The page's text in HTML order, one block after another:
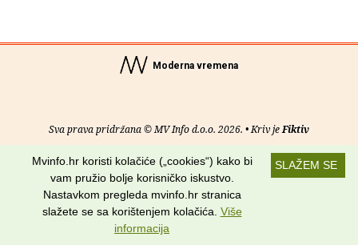
Moderna vremena
Sva prava pridržana © MV Info d.o.o. 2026. • Kriv jeFiktiv
O nama• Pomoć•Uvjeti korištenja•RSS kanali
Potraži nas na:
SLAŽEM SE
Mvinfo.hr koristi kolačiće („cookies“) kako bi
vam pružio bolje korisničko iskustvo.
Nastavkom pregleda mvinfo.hr stranica
slažete se sa korištenjem kolačića. Više
informacija